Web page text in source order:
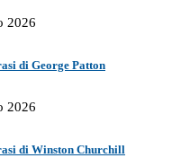
2026
di George Patton
2026
di Winston Churchill